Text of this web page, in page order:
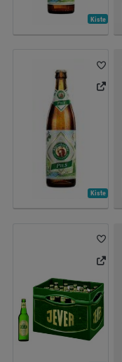
Kiste
Kiste